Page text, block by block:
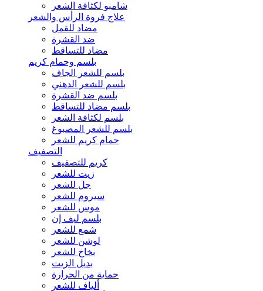
شامبو لكثافة الشعر
علاج فروة الرأس والشعر
مضاد للقمل
ضد القشرة
مضاد للتساقط
بلسم وحمام كريم
بلسم للشعر الجاف
بلسم للشعر الدهني
بلسم ضد القشرة
بلسم مضاد للتساقط
بلسم لكثافة الشعر
بلسم للشعر المصبوغ
حمام كريم للشعر
التصفيف
كريم للتصفيف
زيت للشعر
جل للشعر
سيروم للشعر
موس للشعر
بلسم ليف إن
شمع للشعر
لوشن للشعر
بخاخ للشعر
بديل الزيت
حماية من الحرارة
ألياف للشعر